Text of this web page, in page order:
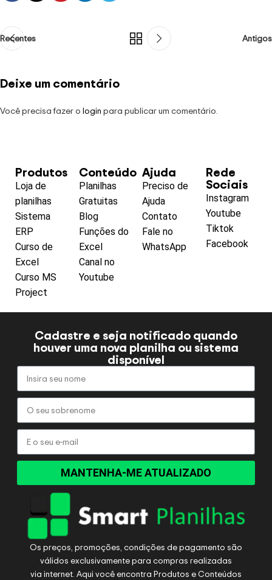
Recentes Antigos
Deixe um comentário
Você precisa fazer o login para publicar um comentário.
Produtos
Loja de
planilhas
Sistema
ERP
Curso de
Excel
Curso MS
Project
Conteúdo
Planilhas
Gratuitas
Blog
Funções do
Excel
Canal no
Youtube
Ajuda
Preciso de
Ajuda
Contato
Fale no
WhatsApp
Rede
Sociais
Instagram
Youtube
Tiktok
Facebook
Cadastre e seja notificado quando
houver uma nova planilha ou sistema
disponível
MANTENHA-ME ATUALIZADO
Os preços, promoções, condições de pagamento são
válidos exclusivamente para compras realizadas
via internet. Aqui você encontra Produtos e Conteúdos